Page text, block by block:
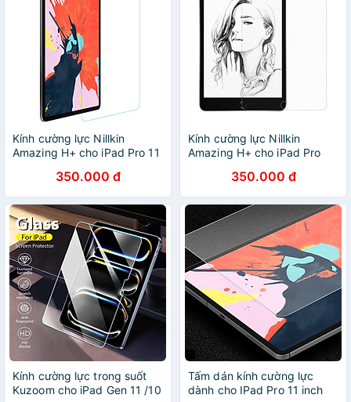
Kính cường lực Nillkin
Amazing H+ cho iPad Pro 11
350.000 đ
Kính cường lực Nillkin
Amazing H+ cho iPad Pro
350.000 đ
Kính cường lực trong suốt
Kuzoom cho iPad Gen 11 /10
Tấm dán kính cường lực
dành cho IPad Pro 11 inch